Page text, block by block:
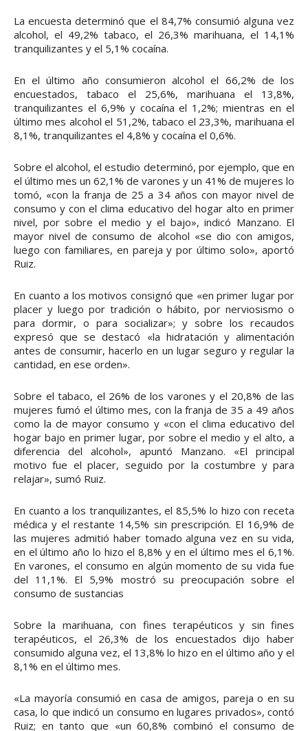
La encuesta determinó que el 84,7% consumió alguna vez
alcohol, el 49,2% tabaco, el 26,3% marihuana, el 14,1%
tranquilizantes y el 5,1% cocaína.
En el último año consumieron alcohol el 66,2% de los
encuestados, tabaco el 25,6%, marihuana el 13,8%,
tranquilizantes el 6,9% y cocaína el 1,2%; mientras en el
último mes alcohol el 51,2%, tabaco el 23,3%, marihuana el
8,1%, tranquilizantes el 4,8% y cocaína el 0,6%.
Sobre el alcohol, el estudio determinó, por ejemplo, que en
el último mes un 62,1% de varones y un 41% de mujeres lo
tomó, «con la franja de 25 a 34 años con mayor nivel de
consumo y con el clima educativo del hogar alto en primer
nivel, por sobre el medio y el bajo», indicó Manzano. El
mayor nivel de consumo de alcohol «se dio con amigos,
luego con familiares, en pareja y por último solo», aportó
Ruiz.
En cuanto a los motivos consignó que «en primer lugar por
placer y luego por tradición o hábito, por nerviosismo o
para dormir, o para socializar»; y sobre los recaudos
expresó que se destacó «la hidratación y alimentación
antes de consumir, hacerlo en un lugar seguro y regular la
cantidad, en ese orden».
Sobre el tabaco, el 26% de los varones y el 20,8% de las
mujeres fumó el último mes, con la franja de 35 a 49 años
como la de mayor consumo y «con el clima educativo del
hogar bajo en primer lugar, por sobre el medio y el alto, a
diferencia del alcohol», apuntó Manzano. «El principal
motivo fue el placer, seguido por la costumbre y para
relajar», sumó Ruiz.
En cuanto a los tranquilizantes, el 85,5% lo hizo con receta
médica y el restante 14,5% sin prescripción. El 16,9% de
las mujeres admitió haber tomado alguna vez en su vida,
en el último año lo hizo el 8,8% y en el último mes el 6,1%.
En varones, el consumo en algún momento de su vida fue
del 11,1%. El 5,9% mostró su preocupación sobre el
consumo de sustancias
Sobre la marihuana, con fines terapéuticos y sin fines
terapéuticos, el 26,3% de los encuestados dijo haber
consumido alguna vez, el 13,8% lo hizo en el último año y el
8,1% en el último mes.
«La mayoría consumió en casa de amigos, pareja o en su
casa, lo que indicó un consumo en lugares privados», contó
Ruiz; en tanto que «un 60,8% combinó el consumo de